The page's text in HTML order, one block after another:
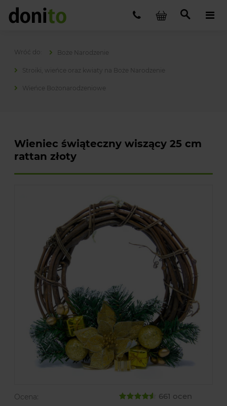
Boże Narodzenie
Stroiki, wieńce oraz kwiaty na Boże Narodzenie
Wieńce Bożonarodzeniowe
Wieniec świąteczny wiszący 25 cm
rattan złoty
Ocena: 661 ocen